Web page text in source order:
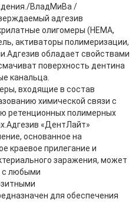
ВладМиВа /
адгезив
олигомеры (HEMA,
активаторы полимеризации,
обладает свойствами
поверхность дентина
канальца.
входящие в состав
химической связи с
ретенционных полимерных
«ДентЛайт»
основанное на
краевое прилегание и
заражения, может
с любыми
для обеспечения